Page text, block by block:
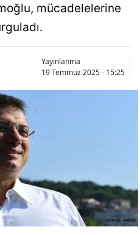
mücadelelerine
Yayınlanma
19 Temmuz 2025 - 15:25